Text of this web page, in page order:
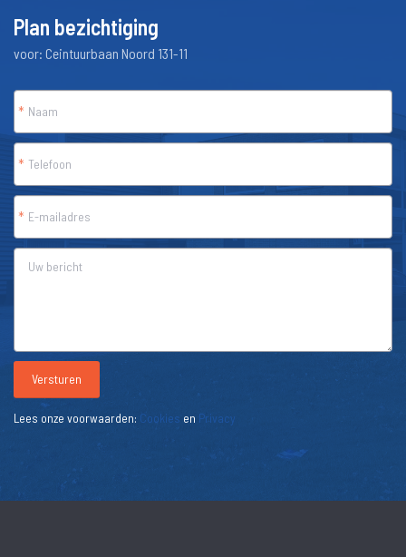
Plan bezichtiging
voor: Ceintuurbaan Noord 131-11
*
*
*
Versturen
Lees onze voorwaarden: Cookies en Privacy